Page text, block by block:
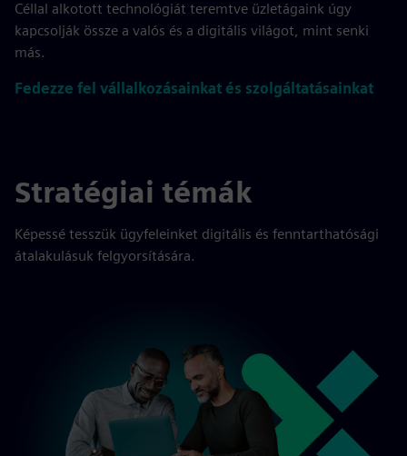
Céllal alkotott technológiát teremtve üzletágaink úgy
kapcsolják össze a valós és a digitális világot, mint senki
más.
Fedezze fel vállalkozásainkat és szolgáltatásainkat
Stratégiai témák
Képessé tesszük ügyfeleinket digitális és fenntarthatósági
átalakulásuk felgyorsítására.